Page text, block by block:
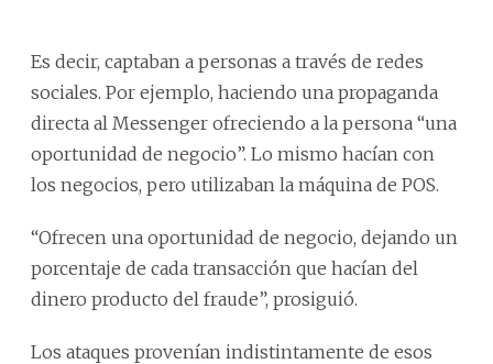
Es decir, captaban a personas a través de redes
sociales. Por ejemplo, haciendo una propaganda
directa al Messenger ofreciendo a la persona “una
oportunidad de negocio”. Lo mismo hacían con
los negocios, pero utilizaban la máquina de POS.
“Ofrecen una oportunidad de negocio, dejando un
porcentaje de cada transacción que hacían del
dinero producto del fraude”, prosiguió.
Los ataques provenían indistintamente de esos